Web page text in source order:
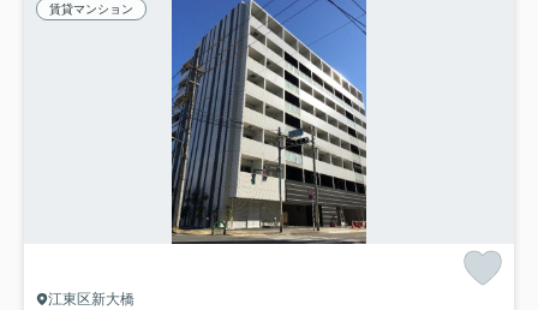
賃貸マンション
江東区新大橋